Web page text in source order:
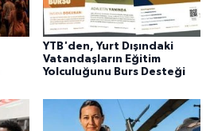
YTB'den, Yurt Dışındaki
Vatandaşların Eğitim
Yolculuğunu Burs Desteği